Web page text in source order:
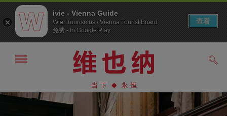
往
往
显
藏
导
ivie - Vienna Guide
WienTourismus / Vienna Tourist Board
免费 - In Google Play
查看